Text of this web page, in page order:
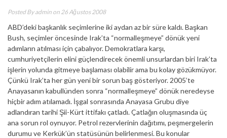
Posted Byadmin on 26 Ağustos 2008
ABD’deki başkanlık seçimlerine iki aydan az bir süre kaldı. Başkan
Bush, seçimler öncesinde Irak’ta “normalleşmeye” dönük yeni
adımların atılması için çabalıyor. Demokratlara karşı,
cumhuriyetçilerin elini güçlendirecek önemli unsurlardan biri Irak’ta
işlerin yolunda gitmeye başlaması olabilir ama bu kolay gözükmüyor.
Çünkü Irak’ta her gün yeni bir sorun baş gösteriyor. 2005’te
Anayasanın kabullünden sonra “normalleşmeye” dönük neredeyse
hiçbir adım atılamadı. İşgal sonrasında Anayasa Grubu diye
adlandıran tarihi Şii-Kürt ittifakı çatladı. Çatlağın oluşmasında üç
ana sorun rol oynuyor. Petrol rezervlerinin dağıtımı, peşmergelerin
durumu ve Kerkük’ün statüsünün belirlenmesi. Bu konular